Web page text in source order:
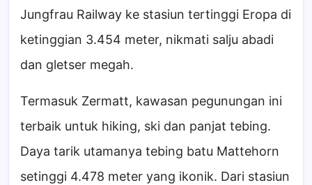
Jungfrau Railway ke stasiun tertinggi Eropa di
ketinggian 3.454 meter, nikmati salju abadi
dan gletser megah.
Termasuk Zermatt, kawasan pegunungan ini
terbaik untuk hiking, ski dan panjat tebing.
Daya tarik utamanya tebing batu Mattehorn
setinggi 4.478 meter yang ikonik. Dari stasiun